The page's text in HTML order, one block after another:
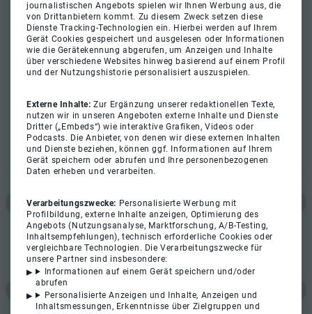
journalistischen Angebots spielen wir Ihnen Werbung aus, die
von Drittanbietern kommt. Zu diesem Zweck setzen diese
Dienste Tracking-Technologien ein. Hierbei werden auf Ihrem
Gerät Cookies gespeichert und ausgelesen oder Informationen
wie die Gerätekennung abgerufen, um Anzeigen und Inhalte
über verschiedene Websites hinweg basierend auf einem Profil
und der Nutzungshistorie personalisiert auszuspielen.
Externe Inhalte:Zur Ergänzung unserer redaktionellen Texte,
nutzen wir in unseren Angeboten externe Inhalte und Dienste
Dritter („Embeds“) wie interaktive Grafiken, Videos oder
Podcasts. Die Anbieter, von denen wir diese externen Inhalten
und Dienste beziehen, können ggf. Informationen auf Ihrem
Gerät speichern oder abrufen und Ihre personenbezogenen
Daten erheben und verarbeiten.
Verarbeitungszwecke: Personalisierte Werbung mit
Profilbildung, externe Inhalte anzeigen, Optimierung des
Angebots (Nutzungsanalyse, Marktforschung, A/B-Testing,
Inhaltsempfehlungen), technisch erforderliche Cookies oder
vergleichbare Technologien. Die Verarbeitungszwecke für
unsere Partner sind insbesondere:
Informationen auf einem Gerät speichern und/oder
abrufen
Personalisierte Anzeigen und Inhalte, Anzeigen und
Inhaltsmessungen, Erkenntnisse über Zielgruppen und